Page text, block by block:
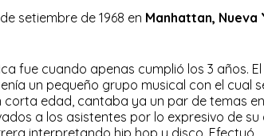
setiembre de 1968 en Manhattan, Nueva
fue cuando apenas cumplió los 3 años.
un pequeño grupo musical con el cual
corta edad, cantaba ya un par de temas
a los asistentes por lo expresivo de su
interpretando hip hop y disco. Efectuó